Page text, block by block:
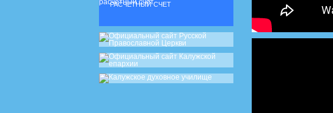
РАСЧЕТНЫЙ СЧЕТ